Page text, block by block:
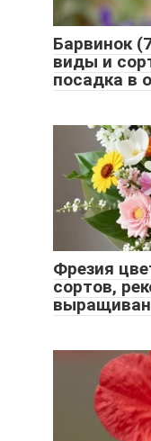
Барвинок
виды и
посадка в
Фрезия
сортов,